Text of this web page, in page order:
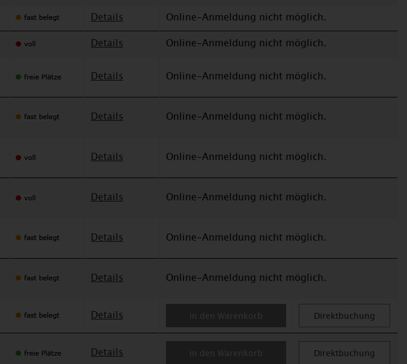
Details
Online-Anmeldung nicht möglich.
Details
Online-Anmeldung nicht möglich.
Details Online-Anmeldung nicht möglich.
Details Online-Anmeldung nicht möglich.
Details Online-Anmeldung nicht möglich.
Details Online-Anmeldung nicht möglich.
Details Online-Anmeldung nicht möglich.
Details Online-Anmeldung nicht möglich.
Details in den Warenkorb Direktbuchung
Details in den Warenkorb Direktbuchung